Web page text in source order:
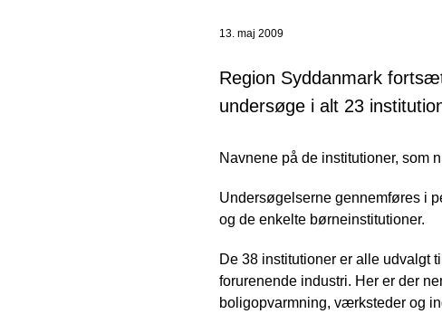
13. maj 2009
Region Syddanmark
undersøge i alt 23
Navnene på de institutioner, som
Undersøgelserne gennemføres i
og de enkelte børneinstitutioner.
De 38 institutioner er alle udvalgt
forurenende industri. Her er der
boligopvarmning, værksteder og